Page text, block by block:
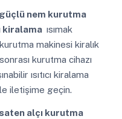
nem kurutma
kiralama ısımak
makinesi kiralık
kurutma cihazı
ısıtıcı kiralama
iletişime geçin.
alçı kurutma